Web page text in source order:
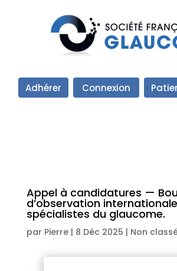
Adhérer Connexion
Appel à candidatures —
d’observation
spécialistes du glaucome.
par Pierre| 8 Déc 2025 | Non